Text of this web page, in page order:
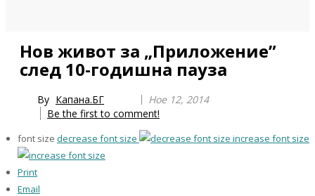
Нов живот за „Приложение”
след 10-годишна пауза
By Капана.БГ
Ное 12, 2014
Be the first to comment!
font size decrease font size increase font size
Print
Email
Year
Month
Year
Month